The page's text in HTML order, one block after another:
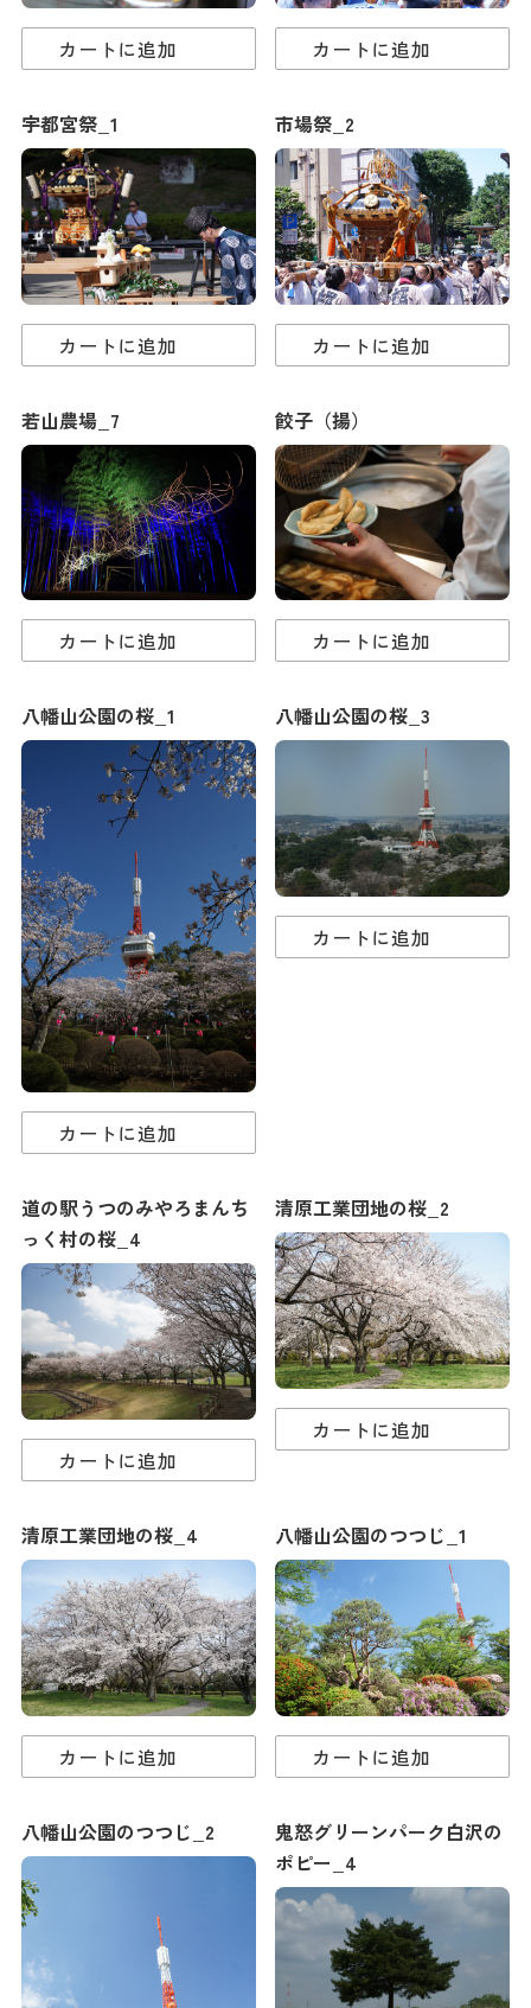
カートに追加 カートに追加
宇都宮祭_1
カートに追加
市場祭_2
カートに追加
若山農場_7
カートに追加
餃子（揚）
カートに追加
八幡山公園の桜_1
カートに追加
八幡山公園の桜_3
カートに追加
道の駅うつのみやろまんち
っく村の桜_4
カートに追加
清原工業団地の桜_2
カートに追加
清原工業団地の桜_4
カートに追加
八幡山公園のつつじ_1
カートに追加
八幡山公園のつつじ_2
鬼怒グリーンパーク白沢の
ポピー_4